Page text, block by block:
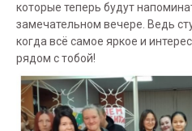
которые теперь будут
замечательном вечере. Ведь
когда всё самое яркое и
рядом с тобой!